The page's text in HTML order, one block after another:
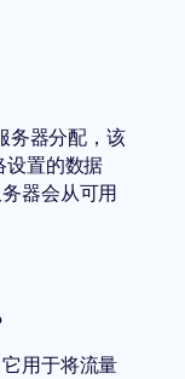
务器分配，该
设置的数据
器会从可用
用于将流量